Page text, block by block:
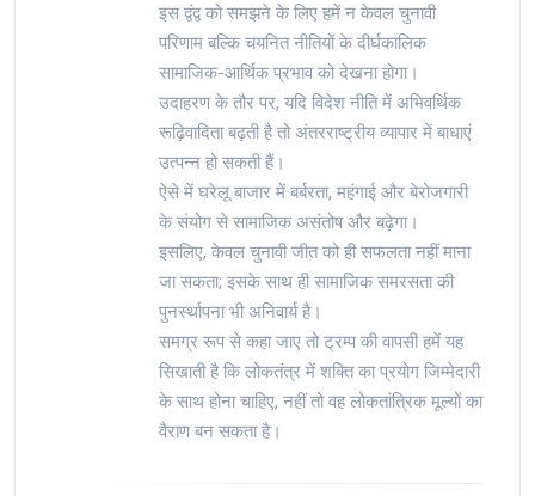
इस द्वंद्व को समझने के लिए हमें न केवल चुनावी
परिणाम बल्कि चयनित नीतियों के दीर्घकालिक
सामाजिक-आर्थिक प्रभाव को देखना होगा।
उदाहरण के तौर पर, यदि विदेश नीति में अभिवर्थिक
रूढ़िवादिता बढ़ती है तो अंतरराष्ट्रीय व्यापार में बाधाएं
उत्पन्न हो सकती हैं।
ऐसे में घरेलू बाजार में बर्बरता, महंगाई और बेरोजगारी
के संयोग से सामाजिक असंतोष और बढ़ेगा।
इसलिए, केवल चुनावी जीत को ही सफलता नहीं माना
जा सकता; इसके साथ ही सामाजिक समरसता की
पुनर्स्थापना भी अनिवार्य है।
समग्र रूप से कहा जाए तो ट्रम्प की वापसी हमें यह
सिखाती है कि लोकतंत्र में शक्ति का प्रयोग जिम्मेदारी
के साथ होना चाहिए, नहीं तो वह लोकतांत्रिक मूल्यों का
वैराण बन सकता है।